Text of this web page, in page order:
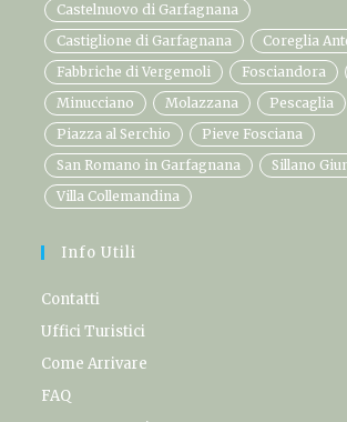
Castelnuovo di Garfagnana
Castiglione di Garfagnana
Coreglia
Fabbriche di Vergemoli
Fosciandora
Minucciano
Molazzana
Pescaglia
Piazza al Serchio
Pieve Fosciana
San Romano in Garfagnana
Sillano
Villa Collemandina
Info Utili
Contatti
Uffici Turistici
Come Arrivare
FAQ